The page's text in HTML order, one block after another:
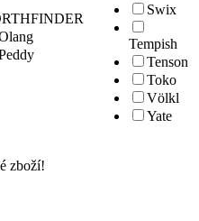
Swix
Tempish
Tenson
Toko
Völkl
Yate
zboží!